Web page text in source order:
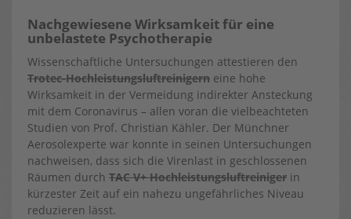
Nachgewiesene Wirksamkeit für eine
unbelastete Psychotherapie
Wissenschaftliche Untersuchungen attestieren den
Trotec-Hochleistungsluftreinigern eine hohe
Wirksamkeit in der Vermeidung indirekter Ansteckung
mit dem Coronavirus – allen voran die vielbeachteten
Studien von Prof. Christian Kähler. Der Münchner
Aerosolexperte war konnte in seinen Untersuchungen
nachweisen, dass sich die Virenlast in geschlossenen
Räumen durch TAC V+ Hochleistungsluftreiniger in
kürzester Zeit auf ein nahezu ungefährliches Niveau
reduzieren lässt.